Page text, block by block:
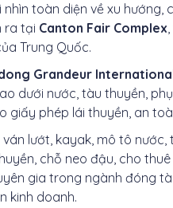
toàn diện về xu
ra tại Canton Fair Complex
Trung Quốc.
Grandeur
dưới nước, tàu thuyền,
giấy phép lái thuyền, an
lướt, kayak, mô tô
chỗ neo đậu, cho
gia trong ngành đóng
kinh doanh.